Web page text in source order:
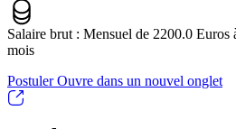
Salaire brut : Mensuel de 2200.0 Euros
mois
PostulerOuvre dans un nouvel onglet